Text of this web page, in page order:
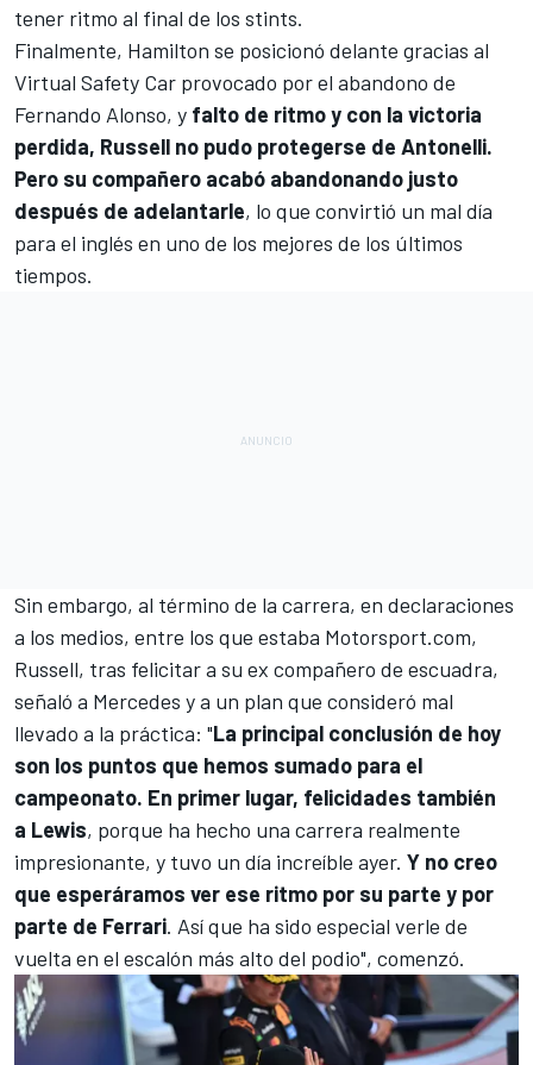
tener ritmo al final de los stints.
Finalmente, Hamilton se posicionó delante gracias al
Virtual Safety Car provocado por el abandono de
Fernando Alonso, y falto de ritmo y con la victoria
perdida, Russell no pudo protegerse de Antonelli.
Pero su compañero acabó abandonando justo
después de adelantarle, lo que convirtió un mal día
para el inglés en uno de los mejores de los últimos
tiempos.
Sin embargo, al término de la carrera, en declaraciones
a los medios, entre los que estaba Motorsport.com,
Russell, tras felicitar a su ex compañero de escuadra,
señaló a Mercedes y a un plan que consideró mal
llevado a la práctica: "La principal conclusión de hoy
son los puntos que hemos sumado para el
campeonato. En primer lugar, felicidades también
a Lewis, porque ha hecho una carrera realmente
impresionante, y tuvo un día increíble ayer. Y no creo
que esperáramos ver ese ritmo por su parte y por
parte de Ferrari. Así que ha sido especial verle de
vuelta en el escalón más alto del podio", comenzó.